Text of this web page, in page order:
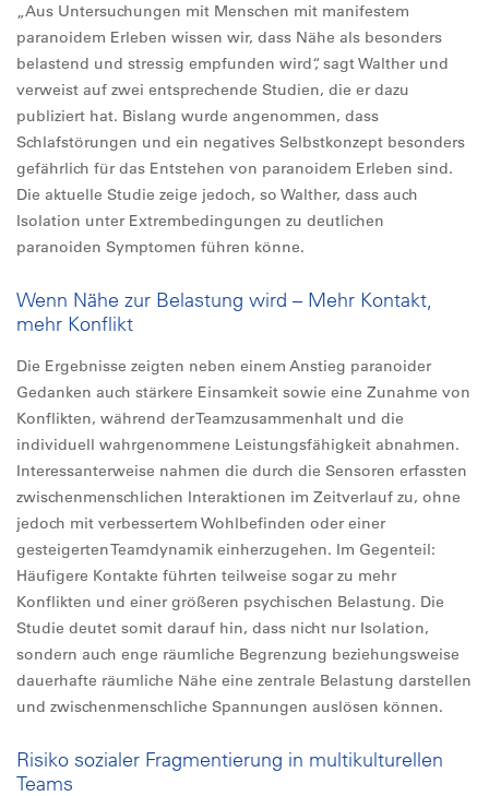
„Aus Untersuchungen mit Menschen mit manifestem
paranoidem Erleben wissen wir, dass Nähe als besonders
belastend und stressig empfunden wird“, sagt Walther und
verweist auf zwei entsprechende Studien, die er dazu
publiziert hat. Bislang wurde angenommen, dass
Schlafstörungen und ein negatives Selbstkonzept besonders
gefährlich für das Entstehen von paranoidem Erleben sind.
Die aktuelle Studie zeige jedoch, so Walther, dass auch
Isolation unter Extrembedingungen zu deutlichen
paranoiden Symptomen führen könne.
Wenn Nähe zur Belastung wird – Mehr Kontakt,
mehr Konflikt
Die Ergebnisse zeigten neben einem Anstieg paranoider
Gedanken auch stärkere Einsamkeit sowie eine Zunahme von
Konflikten, während der Teamzusammenhalt und die
individuell wahrgenommene Leistungsfähigkeit abnahmen.
Interessanterweise nahmen die durch die Sensoren erfassten
zwischenmenschlichen Interaktionen im Zeitverlauf zu, ohne
jedoch mit verbessertem Wohlbefinden oder einer
gesteigerten Teamdynamik einherzugehen. Im Gegenteil:
Häufigere Kontakte führten teilweise sogar zu mehr
Konflikten und einer größeren psychischen Belastung. Die
Studie deutet somit darauf hin, dass nicht nur Isolation,
sondern auch enge räumliche Begrenzung beziehungsweise
dauerhafte räumliche Nähe eine zentrale Belastung darstellen
und zwischenmenschliche Spannungen auslösen können.
Risiko sozialer Fragmentierung in multikulturellen
Teams